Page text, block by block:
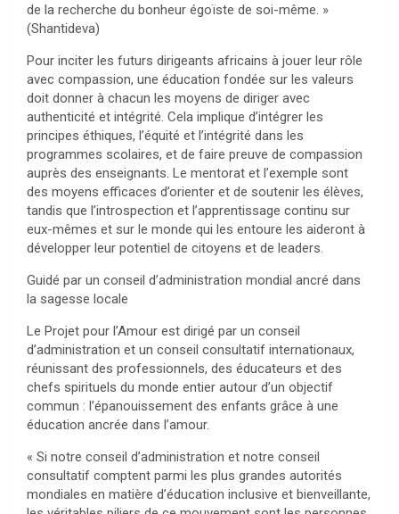
de la recherche du bonheur égoïste de soi-même. »
(Shantideva)
Pour inciter les futurs dirigeants africains à jouer leur rôle
avec compassion, une éducation fondée sur les valeurs
doit donner à chacun les moyens de diriger avec
authenticité et intégrité. Cela implique d’intégrer les
principes éthiques, l’équité et l’intégrité dans les
programmes scolaires, et de faire preuve de compassion
auprès des enseignants. Le mentorat et l’exemple sont
des moyens efficaces d’orienter et de soutenir les élèves,
tandis que l’introspection et l’apprentissage continu sur
eux-mêmes et sur le monde qui les entoure les aideront à
développer leur potentiel de citoyens et de leaders.
Guidé par un conseil d’administration mondial ancré dans
la sagesse locale
Le Projet pour l’Amour est dirigé par un conseil
d’administration et un conseil consultatif internationaux,
réunissant des professionnels, des éducateurs et des
chefs spirituels du monde entier autour d’un objectif
commun : l’épanouissement des enfants grâce à une
éducation ancrée dans l’amour.
« Si notre conseil d’administration et notre conseil
consultatif comptent parmi les plus grandes autorités
mondiales en matière d’éducation inclusive et bienveillante,